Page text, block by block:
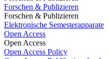
Forschen & Publizieren
Forschen & Publizieren
Elektronische Semesterapparate
Open Access
Open Access
Open Access Policy